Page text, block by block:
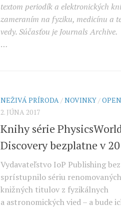
textom periodík a elektronických
zameraním na fyziku, medicínu a
vedy. Súčasťou je Journals Archive.
…
NEŽIVÁ PRÍRODA /NOVINKY /
2. JÚNA 2017
Knihy série
Discovery bezplatne v
Vydavateľstvo IoP Publishing
sprístupnilo sériu renomovaných
knižných titulov z fyzikálnych
a astronomických vied – a bude